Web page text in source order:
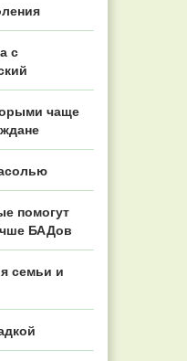
с
чаще
помогут
БАДов
семьи и